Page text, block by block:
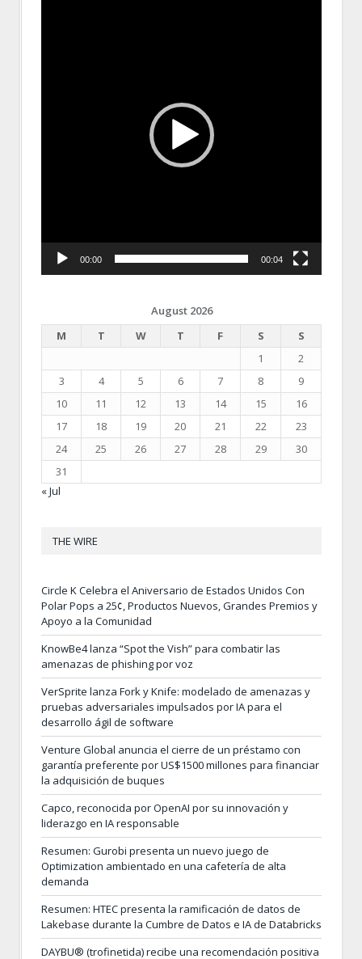
00:00 00:04
August 2026
M
T W T F S
S
1
2
3
4 5 6 7 8
9
10
11 12 13 14 15
16
17
18 19 20 21 22
23
24
25 26 27 28 29
30
31
« Jul
THE WIRE
Circle K Celebra el Aniversario de Estados Unidos Con
Polar Pops a 25¢, Productos Nuevos, Grandes Premios y
Apoyo a la Comunidad
KnowBe4 lanza “Spot the Vish” para combatir las
amenazas de phishing por voz
VerSprite lanza Fork y Knife: modelado de amenazas y
pruebas adversariales impulsados por IA para el
desarrollo ágil de software
Venture Global anuncia el cierre de un préstamo con
garantía preferente por US$1500 millones para financiar
la adquisición de buques
Capco, reconocida por OpenAI por su innovación y
liderazgo en IA responsable
Resumen: Gurobi presenta un nuevo juego de
Optimization ambientado en una cafetería de alta
demanda
Resumen: HTEC presenta la ramificación de datos de
Lakebase durante la Cumbre de Datos e IA de Databricks
DAYBU® (trofinetida) recibe una recomendación positiva